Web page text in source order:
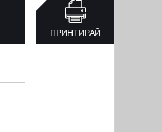
ПРИНТИРАЙ